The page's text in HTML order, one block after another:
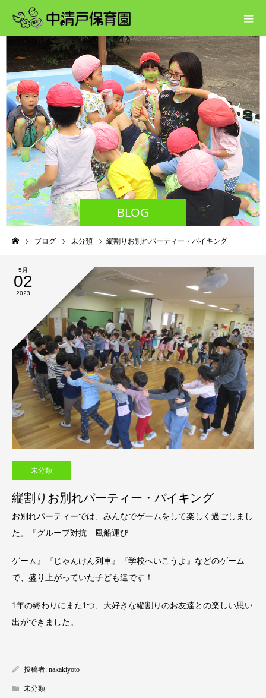
BLOG
ブログ 未分類 縦割りお別れパーティー・バイキング
5月
02
2023
未分類
縦割りお別れパーティー・バイキング
お別れパーティーでは、みんなでゲームをして楽しく過ごしまし
た。『グループ対抗 風船運び
ゲーㇺ』『じゃんけん列車』『学校へいこうよ』などのゲーム
で、盛り上がっていた子ども達です！
1年の終わりにまた1つ、大好きな縦割りのお友達との楽しい思い
出ができました。
投稿者: nakakiyoto
未分類